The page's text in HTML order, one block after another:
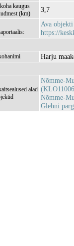
kaugus
(km)
3,7
Ava objekti
https://
Harju
alad
Nõmme-
Nõmme-
Glehni